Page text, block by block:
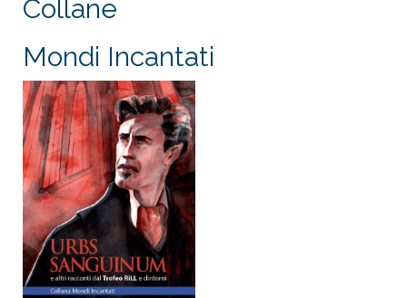
Collane
Mondi Incantati